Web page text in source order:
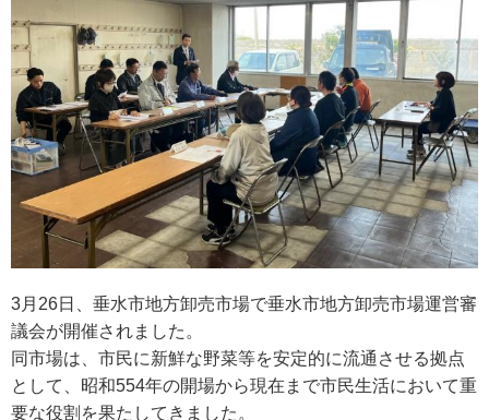
3月26日、垂水市地方卸売市場で垂水市地方卸売市場運営審
議会が開催されました。
同市場は、市民に新鮮な野菜等を安定的に流通させる拠点
として、昭和554年の開場から現在まで市民生活において重
要な役割を果たしてきました。